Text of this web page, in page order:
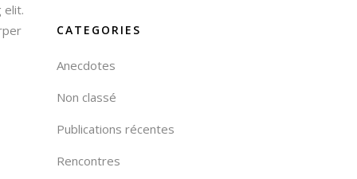
elit.
CATEGORIES
Anecdotes
Non classé
Publications récentes
Rencontres